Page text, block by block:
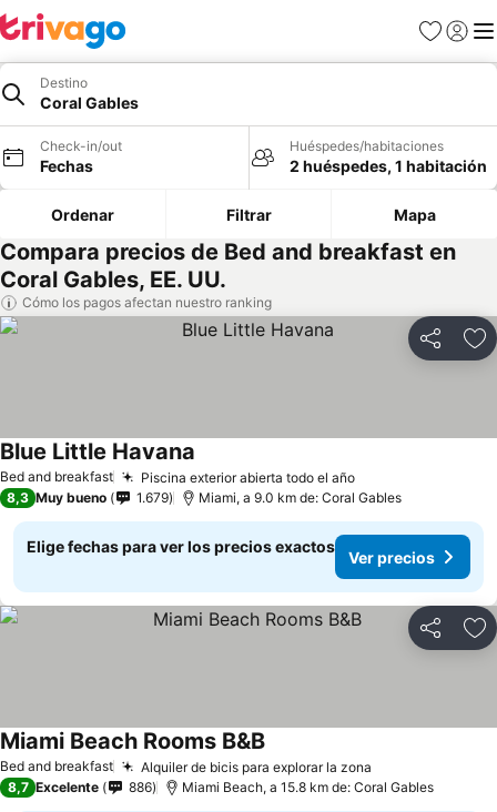
Favoritos
Iniciar
Destino
Coral Gables
Check-in/out
Fechas
Huéspedes/habitaciones
2 huéspedes, 1 habitación
Ordenar Filtrar Mapa
Compara precios de Bed and breakfast en
Coral Gables, EE. UU.
Cómo los pagos afectan nuestro ranking
Compartir
Bed and breakfast Piscina exterior abierta todo el año
Blue Little Havana
8,3 Muy bueno 1.679 Miami, a 9.0 km de: Coral Gables
Elige fechas para ver los precios exactos
Ver precios
Compartir
Bed and breakfast Alquiler de bicis para explorar la zona
Miami Beach Rooms B&B
8,7 Excelente 886 Miami Beach, a 15.8 km de: Coral Gables